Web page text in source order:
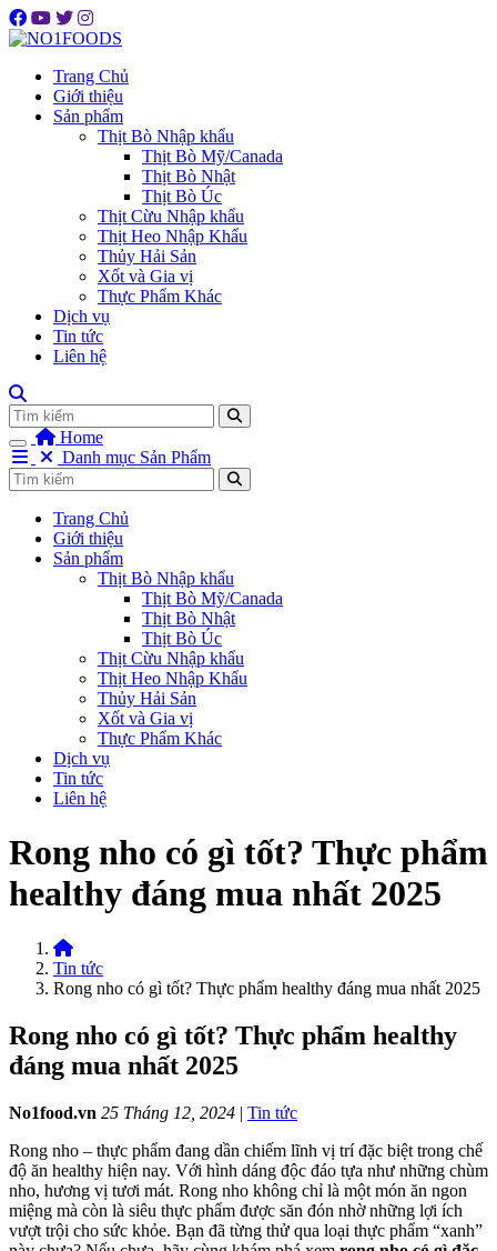
Trang Chủ
Giới thiệu
Sản phẩm
Thịt Bò Nhập khẩu
Thịt Bò Mỹ/Canada
Thịt Bò Nhật
Thịt Bò Úc
Thịt Cừu Nhập khẩu
Thịt Heo Nhập Khẩu
Thủy Hải Sản
Xốt và Gia vị
Thực Phẩm Khác
Dịch vụ
Tin tức
Liên hệ
Home
Danh mục Sản Phẩm
Trang Chủ
Giới thiệu
Sản phẩm
Thịt Bò Nhập khẩu
Thịt Bò Mỹ/Canada
Thịt Bò Nhật
Thịt Bò Úc
Thịt Cừu Nhập khẩu
Thịt Heo Nhập Khẩu
Thủy Hải Sản
Xốt và Gia vị
Thực Phẩm Khác
Dịch vụ
Tin tức
Liên hệ
Rong nho có gì tốt? Thực phẩm
healthy đáng mua nhất 2025
Home
Tin tức
Rong nho có gì tốt? Thực phẩm healthy đáng mua nhất 2025
Rong nho có gì tốt? Thực phẩm healthy
đáng mua nhất 2025
No1food.vn 25 Tháng 12, 2024 | Tin tức
Rong nho – thực phẩm đang dần chiếm lĩnh vị trí đặc biệt trong chế
độ ăn healthy hiện nay. Với hình dáng độc đáo tựa như những chùm
nho, hương vị tươi mát. Rong nho không chỉ là một món ăn ngon
miệng mà còn là siêu thực phẩm được săn đón nhờ những lợi ích
vượt trội cho sức khỏe. Bạn đã từng thử qua loại thực phẩm “xanh”